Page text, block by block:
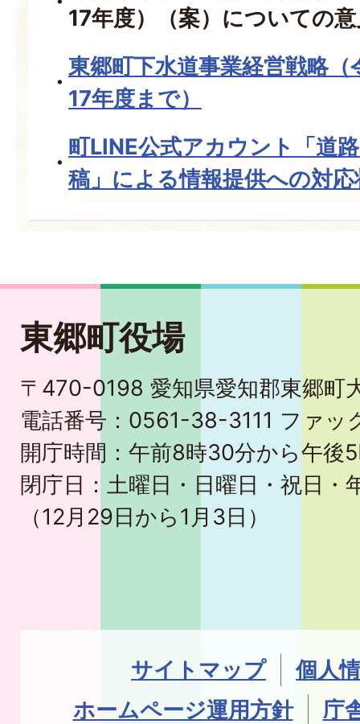
17年度）（案）についての
東郷町下水道事業経営戦略
17年度まで）
町LINE公式アカウント「道
稿」による情報提供への対応
東郷町役場
〒470-0198 愛知県愛知郡東郷町
電話番号：0561-38-3111 ファ
開庁時間：午前8時30分から午後
閉庁日：土曜日・日曜日・祝日・
（12月29日から1月3日）
サイトマップ
個人
ホームページ運用方針
庁